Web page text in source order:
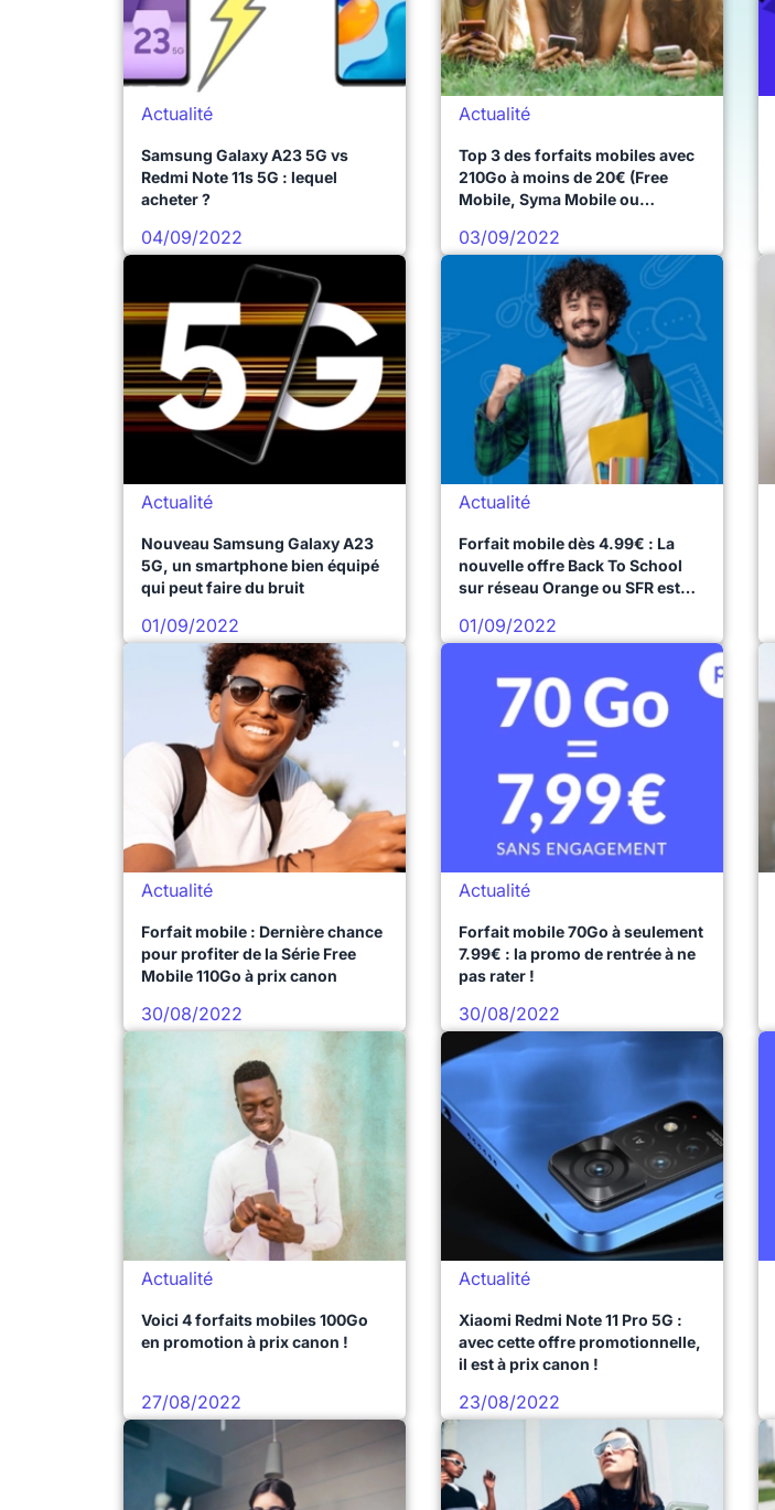
Actualité
Samsung Galaxy A23 5G vs
Redmi Note 11s 5G : lequel
acheter ?
04/09/2022
Actualité
Top 3 des forfaits mobiles avec
210Go à moins de 20€ (Free
Mobile, Syma Mobile ou
03/09/2022
Actualité
Nouveau Samsung Galaxy A23
5G, un smartphone bien équipé
qui peut faire du bruit
01/09/2022
Actualité
Forfait mobile dès 4.99€ : La
nouvelle offre Back To School
sur réseau Orange ou SFR est
01/09/2022
Actualité
Forfait mobile : Dernière chance
pour profiter de la Série Free
Mobile 110Go à prix canon
30/08/2022
Actualité
Forfait mobile 70Go à seulement
7.99€ : la promo de rentrée à ne
pas rater !
30/08/2022
Actualité
Voici 4 forfaits mobiles 100Go
en promotion à prix canon !
27/08/2022
Actualité
Xiaomi Redmi Note 11 Pro 5G :
avec cette offre promotionnelle,
il est à prix canon !
23/08/2022